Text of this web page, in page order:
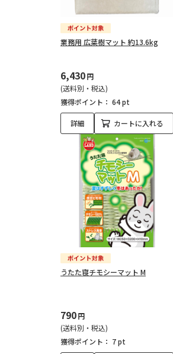
業務用 広葉樹マット 約13.6kg
6,430円
(送料別・税込)
獲得ポイント： 64 pt
詳細 カートに入れる
うたた寝チモシーマット M
790円
(送料別・税込)
獲得ポイント： 7 pt